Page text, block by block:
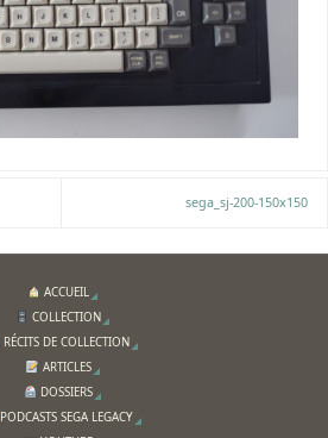
sega_sj-200-150x150
ACCUEIL
COLLECTION
RÉCITS DE COLLECTION
ARTICLES
DOSSIERS
PODCASTS SEGA LEGACY